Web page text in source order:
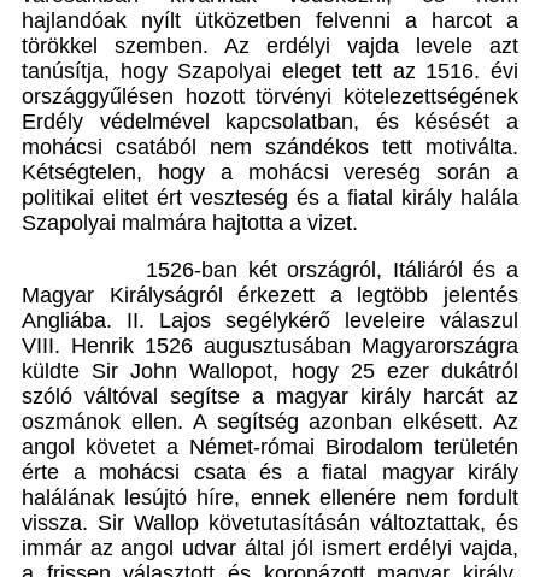
hajlandóak nyílt ütközetben felvenni a harcot a
törökkel szemben. Az erdélyi vajda levele azt
tanúsítja, hogy Szapolyai eleget tett az 1516. évi
országgyűlésen hozott törvényi kötelezettségének
Erdély védelmével kapcsolatban, és késését a
mohácsi csatából nem szándékos tett motiválta.
Kétségtelen, hogy a mohácsi vereség során a
politikai elitet ért veszteség és a fiatal király halála
Szapolyai malmára hajtotta a vizet.
1526-ban két országról, Itáliáról és a
Magyar Királyságról érkezett a legtöbb jelentés
Angliába. II. Lajos segélykérő leveleire válaszul
VIII. Henrik 1526 augusztusában Magyarországra
küldte Sir John Wallopot, hogy 25 ezer dukátról
szóló váltóval segítse a magyar király harcát az
oszmánok ellen. A segítség azonban elkésett. Az
angol követet a Német-római Birodalom területén
érte a mohácsi csata és a fiatal magyar király
halálának lesújtó híre, ennek ellenére nem fordult
vissza. Sir Wallop követutasításán változtattak, és
immár az angol udvar által jól ismert erdélyi vajda,